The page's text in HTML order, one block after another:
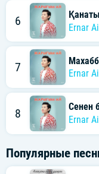
6
Ernar
7
Ernar
8
Сенен
Ernar
Популярные